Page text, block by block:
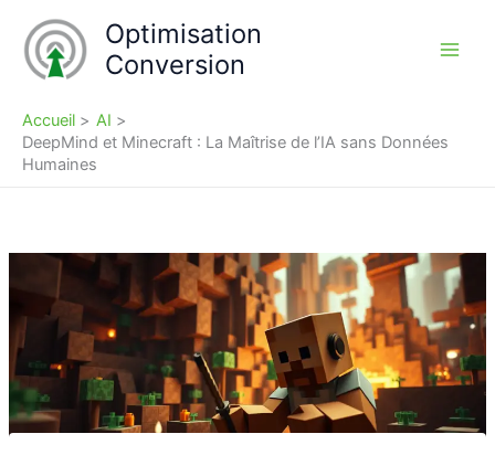
contenu
Optimisation
Conversion
Accueil
AI
DeepMind et Minecraft : La Maîtrise de l’IA sans Données
Humaines